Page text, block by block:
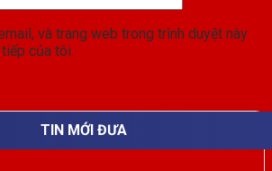
và trang web trong trình duyệt này
của tôi.
TIN MỚI ĐƯA